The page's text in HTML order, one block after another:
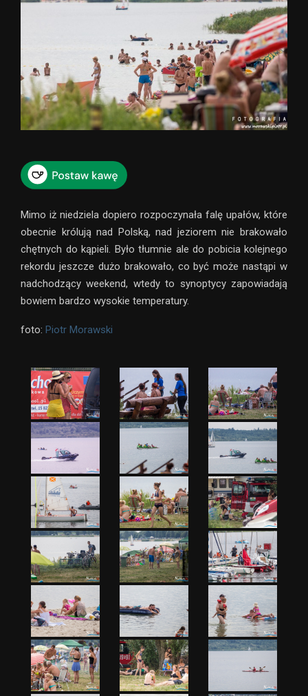
Mimo iż niedziela dopiero rozpoczynała falę upałów, które
obecnie królują nad Polską, nad jeziorem nie brakowało
chętnych do kąpieli. Było tłumnie ale do pobicia kolejnego
rekordu jeszcze dużo brakowało, co być może nastąpi w
nadchodzący weekend, wtedy to synoptycy zapowiadają
bowiem bardzo wysokie temperatury.
foto: Piotr Morawski